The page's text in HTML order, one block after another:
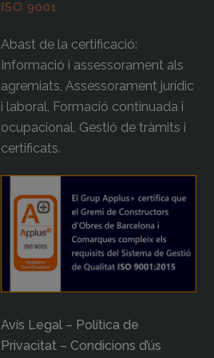
ISO 9001
Abast de la certificació:
Informació i assessorament als
agremiats, Assessorament jurídic
i laboral, Formació continuada i
ocupacional, Gestió de tràmits i
certificats.
Avís Legal – Política de
Privacitat – Condicions d’ús